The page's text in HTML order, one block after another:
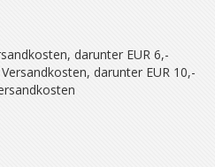
darunter EUR 6,-
darunter EUR 10,-